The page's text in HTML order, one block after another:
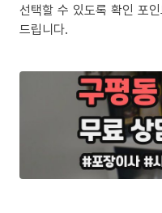
선택할 수 있도록 확인 포
드립니다.